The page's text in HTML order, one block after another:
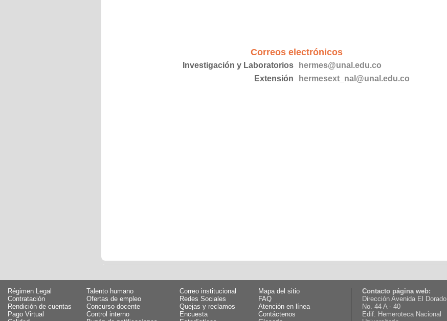
Correos electrónicos
Investigación y Laboratorios
hermes@unal.edu.co
Extensión
hermesext_nal@unal.edu.co
Régimen Legal
Talento humano
Contratación
Ofertas de empleo
Rendición de cuentas
Concurso docente
Pago Virtual
Control interno
Correo institucional
Mapa del sitio
Redes Sociales
FAQ
Quejas y reclamos
Atención en línea
Encuesta
Contáctenos
Contacto página web:
Dirección Avenida El Dorado
No. 44 A - 40
Edif. Hemeroteca Nacional